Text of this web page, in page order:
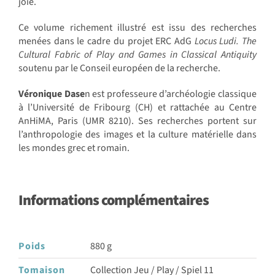
Ce volume richement illustré est issu des recherches
menées dans le cadre du projet ERC AdG Locus Ludi. The
Cultural Fabric of Play and Games in Classical Antiquity
soutenu par le Conseil européen de la recherche.
Véronique Dasen est professeure d’archéologie classique
à l’Université de Fribourg (CH) et rattachée au Centre
AnHiMA, Paris (UMR 8210). Ses recherches portent sur
l’anthropologie des images et la culture matérielle dans
les mondes grec et romain.
Informations complémentaires
Poids
880 g
Tomaison
Collection Jeu / Play / Spiel 11